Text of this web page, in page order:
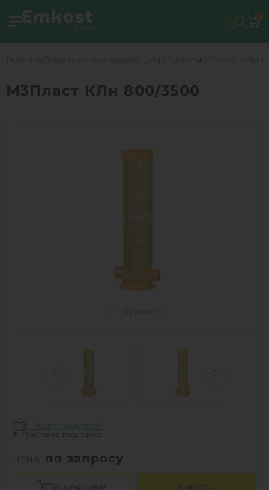
М3Пласт КЛн 800/3500
Нашли дешевле?
Поставка под заказ
ЦЕНА: по запросу